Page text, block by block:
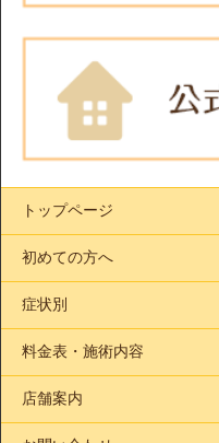
トップページ
初めての方へ
症状別
料金表・施術内容
店舗案内